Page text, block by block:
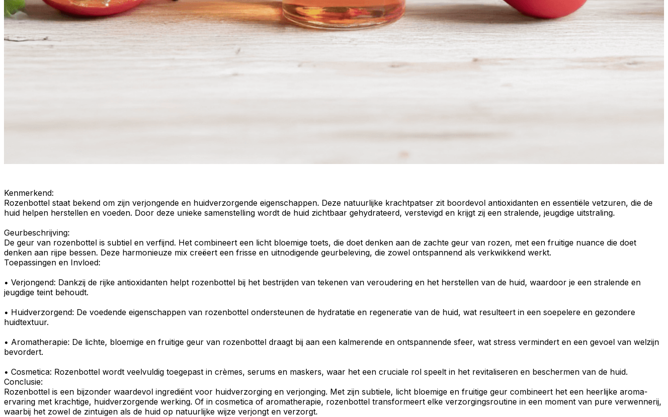
Kenmerkend:
Rozenbottel staat bekend om zijn verjongende en huidverzorgende eigenschappen. Deze natuurlijke krachtpatser zit boordevol antioxidanten en essentiële vetzuren, die de
huid helpen herstellen en voeden. Door deze unieke samenstelling wordt de huid zichtbaar gehydrateerd, verstevigd en krijgt zij een stralende, jeugdige uitstraling.
Geurbeschrijving:
De geur van rozenbottel is subtiel en verfijnd. Het combineert een licht bloemige toets, die doet denken aan de zachte geur van rozen, met een fruitige nuance die doet
denken aan rijpe bessen. Deze harmonieuze mix creëert een frisse en uitnodigende geurbeleving, die zowel ontspannend als verkwikkend werkt.
Toepassingen en Invloed:
• Verjongend: Dankzij de rijke antioxidanten helpt rozenbottel bij het bestrijden van tekenen van veroudering en het herstellen van de huid, waardoor je een stralende en
jeugdige teint behoudt.
• Huidverzorgend: De voedende eigenschappen van rozenbottel ondersteunen de hydratatie en regeneratie van de huid, wat resulteert in een soepelere en gezondere
huidtextuur.
• Aromatherapie: De lichte, bloemige en fruitige geur van rozenbottel draagt bij aan een kalmerende en ontspannende sfeer, wat stress vermindert en een gevoel van welzijn
bevordert.
• Cosmetica: Rozenbottel wordt veelvuldig toegepast in crèmes, serums en maskers, waar het een cruciale rol speelt in het revitaliseren en beschermen van de huid.
Conclusie:
Rozenbottel is een bijzonder waardevol ingrediënt voor huidverzorging en verjonging. Met zijn subtiele, licht bloemige en fruitige geur combineert het een heerlijke aroma-
ervaring met krachtige, huidverzorgende werking. Of in cosmetica of aromatherapie, rozenbottel transformeert elke verzorgingsroutine in een moment van pure verwennerij,
waarbij het zowel de zintuigen als de huid op natuurlijke wijze verjongt en verzorgt.